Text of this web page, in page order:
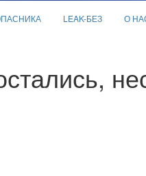
LEAK-БЕЗ О